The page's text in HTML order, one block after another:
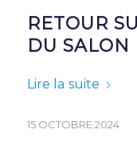
RETOUR
DU
Lire la suite
15 OCTOBRE 2024